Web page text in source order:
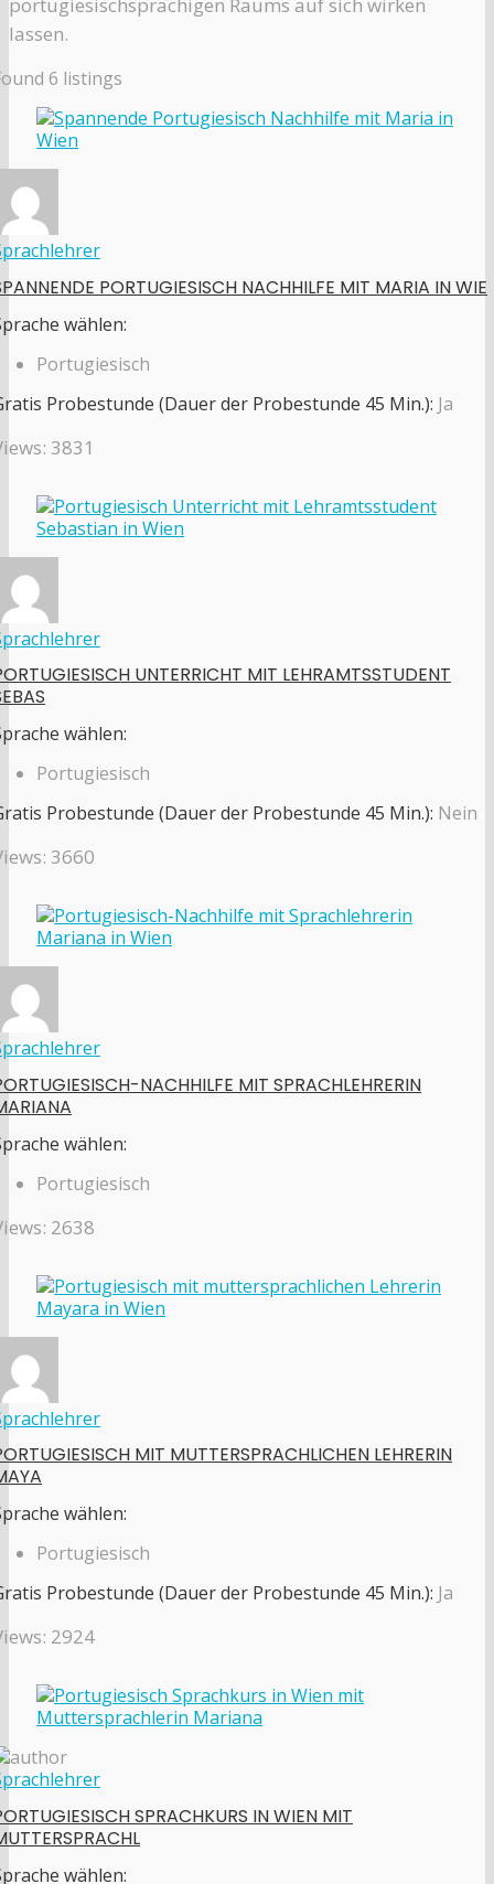
portugiesischsprachigen Raums auf sich wirken
lassen.
6 listings
PORTUGIESISCH NACHHILFE MIT MARIA IN WIE
wählen:
Portugiesisch
Probestunde (Dauer der Probestunde 45 Min.): Ja
3831
UNTERRICHT MIT LEHRAMTSSTUDENT
wählen:
Portugiesisch
Probestunde (Dauer der Probestunde 45 Min.): Nein
3660
NACHHILFE MIT SPRACHLEHRERIN
wählen:
Portugiesisch
2638
MIT MUTTERSPRACHLICHEN LEHRERIN
wählen:
Portugiesisch
Probestunde (Dauer der Probestunde 45 Min.): Ja
2924
SPRACHKURS IN WIEN MIT
wählen: